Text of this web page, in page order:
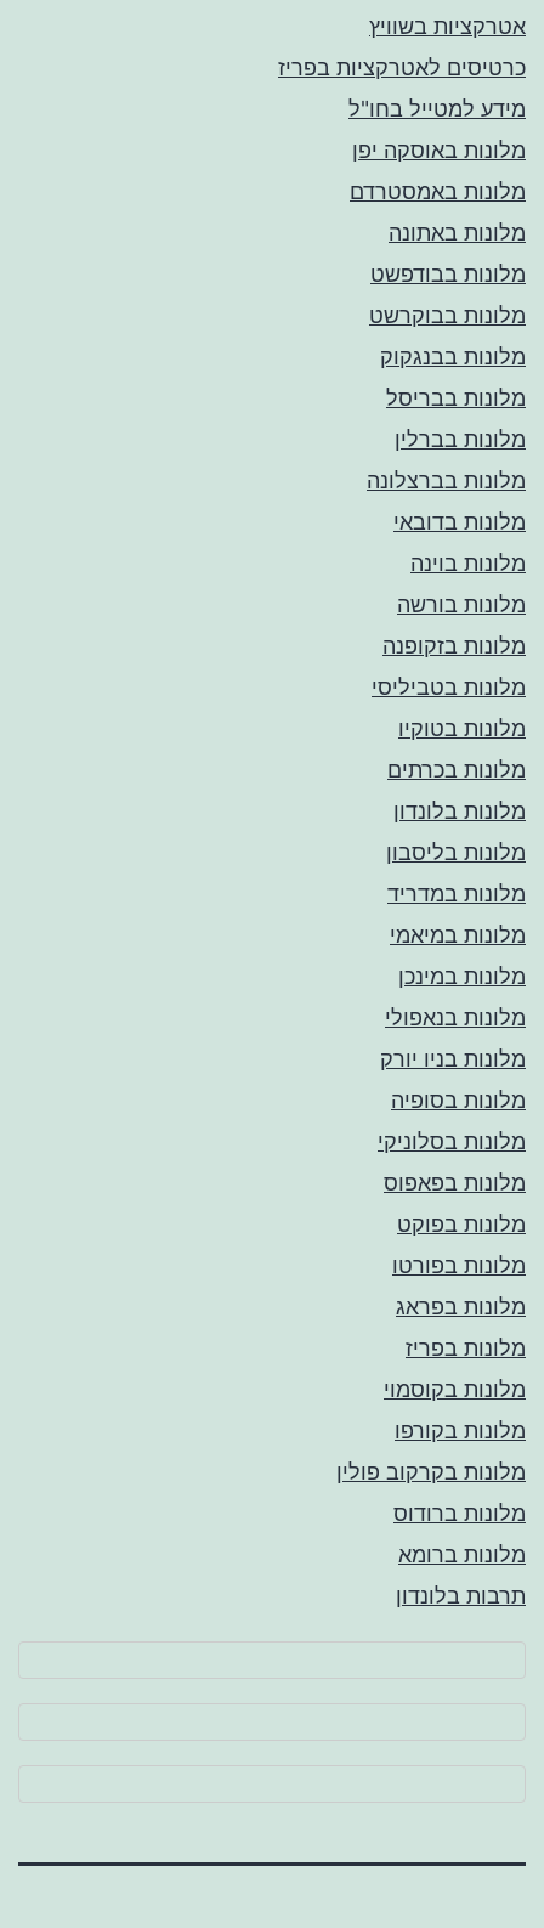
אטרקציות בשוויץ
כרטיסים לאטרקציות בפריז
מידע למטייל בחו"ל
מלונות באוסקה יפן
מלונות באמסטרדם
מלונות באתונה
מלונות בבודפשט
מלונות בבוקרשט
מלונות בבנגקוק
מלונות בבריסל
מלונות בברלין
מלונות בברצלונה
מלונות בדובאי
מלונות בוינה
מלונות בורשה
מלונות בזקופנה
מלונות בטביליסי
מלונות בטוקיו
מלונות בכרתים
מלונות בלונדון
מלונות בליסבון
מלונות במדריד
מלונות במיאמי
מלונות במינכן
מלונות בנאפולי
מלונות בניו יורק
מלונות בסופיה
מלונות בסלוניקי
מלונות בפאפוס
מלונות בפוקט
מלונות בפורטו
מלונות בפראג
מלונות בפריז
מלונות בקוסמוי
מלונות בקורפו
מלונות בקרקוב פולין
מלונות ברודוס
מלונות ברומא
תרבות בלונדון